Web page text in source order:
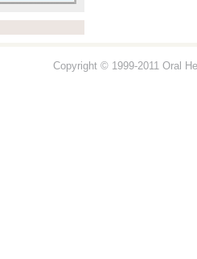
Copyright © 1999-2011 Oral